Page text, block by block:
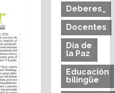
Deberes_
Docentes
Día de
la Paz
Educación
bilingüe